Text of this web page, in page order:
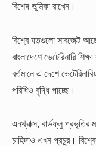
বিশেষ ভূমিকা রাখেন।
বিশ্বে যতগুলো সাবজেক্ট আছে
বাংলাদেশে ভেটেরিনারি
বর্তমানে এ দেশে
পরিধিও বৃদ্ধি পাচ্ছে।
এনথ্রাক্স, বার্ডফ্লু প্রভৃতির
চাহিদাও এখন প্রচুর।